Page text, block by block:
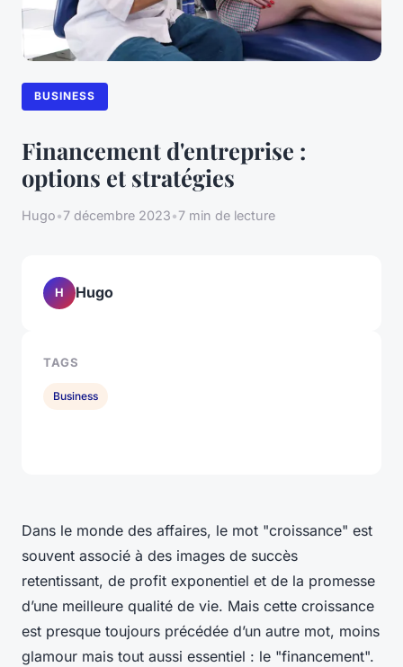
BUSINESS
Financement d'entreprise :
options et stratégies
Hugo•7 décembre 2023•7 min de lecture
Dans le monde des affaires, le mot "croissance" est
souvent associé à des images de succès
retentissant, de profit exponentiel et de la promesse
d’une meilleure qualité de vie. Mais cette croissance
est presque toujours précédée d’un autre mot, moins
glamour mais tout aussi essentiel : le "financement".
H Hugo
TAGS
Business